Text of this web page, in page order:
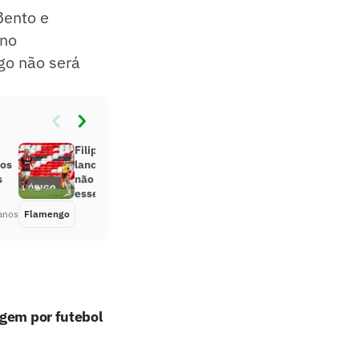
e
não será
Filipe Luís, do Flamengo, relembra
lance e diz que pediu para árbitro
não expulsar Rodinei: ‘Eu amo
esse cara’
Flamengo
por futebol